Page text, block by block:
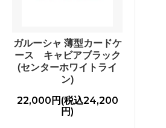
ガルーシャ 薄型カードケ
ース キャビアブラック
(センターホワイトライ
ン)
22,000円(税込24,200
円)